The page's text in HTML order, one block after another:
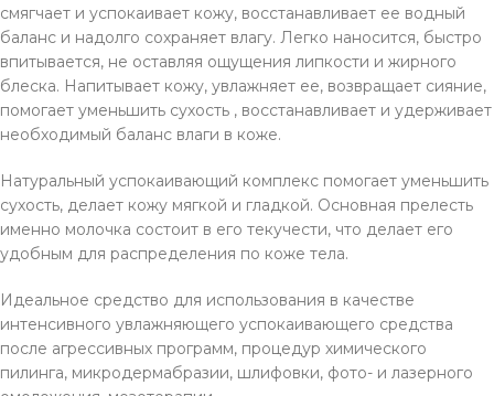
смягчает и успокаивает кожу, восстанавливает ее водный
баланс и надолго сохраняет влагу. Легко наносится, быстро
впитывается, не оставляя ощущения липкости и жирного
блеска. Напитывает кожу, увлажняет ее, возвращает сияние,
помогает уменьшить сухость , восстанавливает и удерживает
необходимый баланс влаги в коже.
Натуральный успокаивающий комплекс помогает уменьшить
сухость, делает кожу мягкой и гладкой. Основная прелесть
именно молочка состоит в его текучести, что делает его
удобным для распределения по коже тела.
Идеальное средство для использования в качестве
интенсивного увлажняющего успокаивающего средства
после агрессивных программ, процедур химического
пилинга, микродермабразии, шлифовки, фото- и лазерного